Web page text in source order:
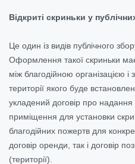
Відкриті скриньки у
Це один із видів публічного
Оформлення такої скриньки
між благодійною організацією
території якого буде
укладений договір про
приміщення для установки
благодійних пожертв для
договір оренди, так і договір
(території).